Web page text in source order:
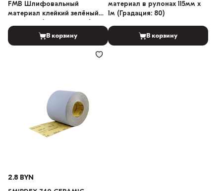
FMB Шлифовальный
материал клейкий зелёный
В корзину
материал в рулонах 115мм х
1м (Градация: 80)
В корзину
2.8 BYN